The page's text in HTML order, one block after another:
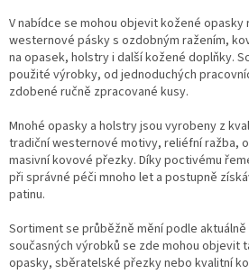
í
p
r
v
v
ý
p
i
V nabídce se mohou objevit kožené opasky
westernové pásky s ozdobným ražením,
na opasek, holstry i další kožené doplňky.
použité výrobky, od jednoduchých
zdobené ručně zpracované kusy.
Mnohé opasky a holstry jsou vyrobeny z
tradiční westernové motivy, reliéfní ražba,
masivní kovové přezky. Díky poctivému
při správné péči mnoho let a postupně
patinu.
Sortiment se průběžně mění podle
současných výrobků se zde mohou objevit
opasky, sběratelské přezky nebo kvalitní